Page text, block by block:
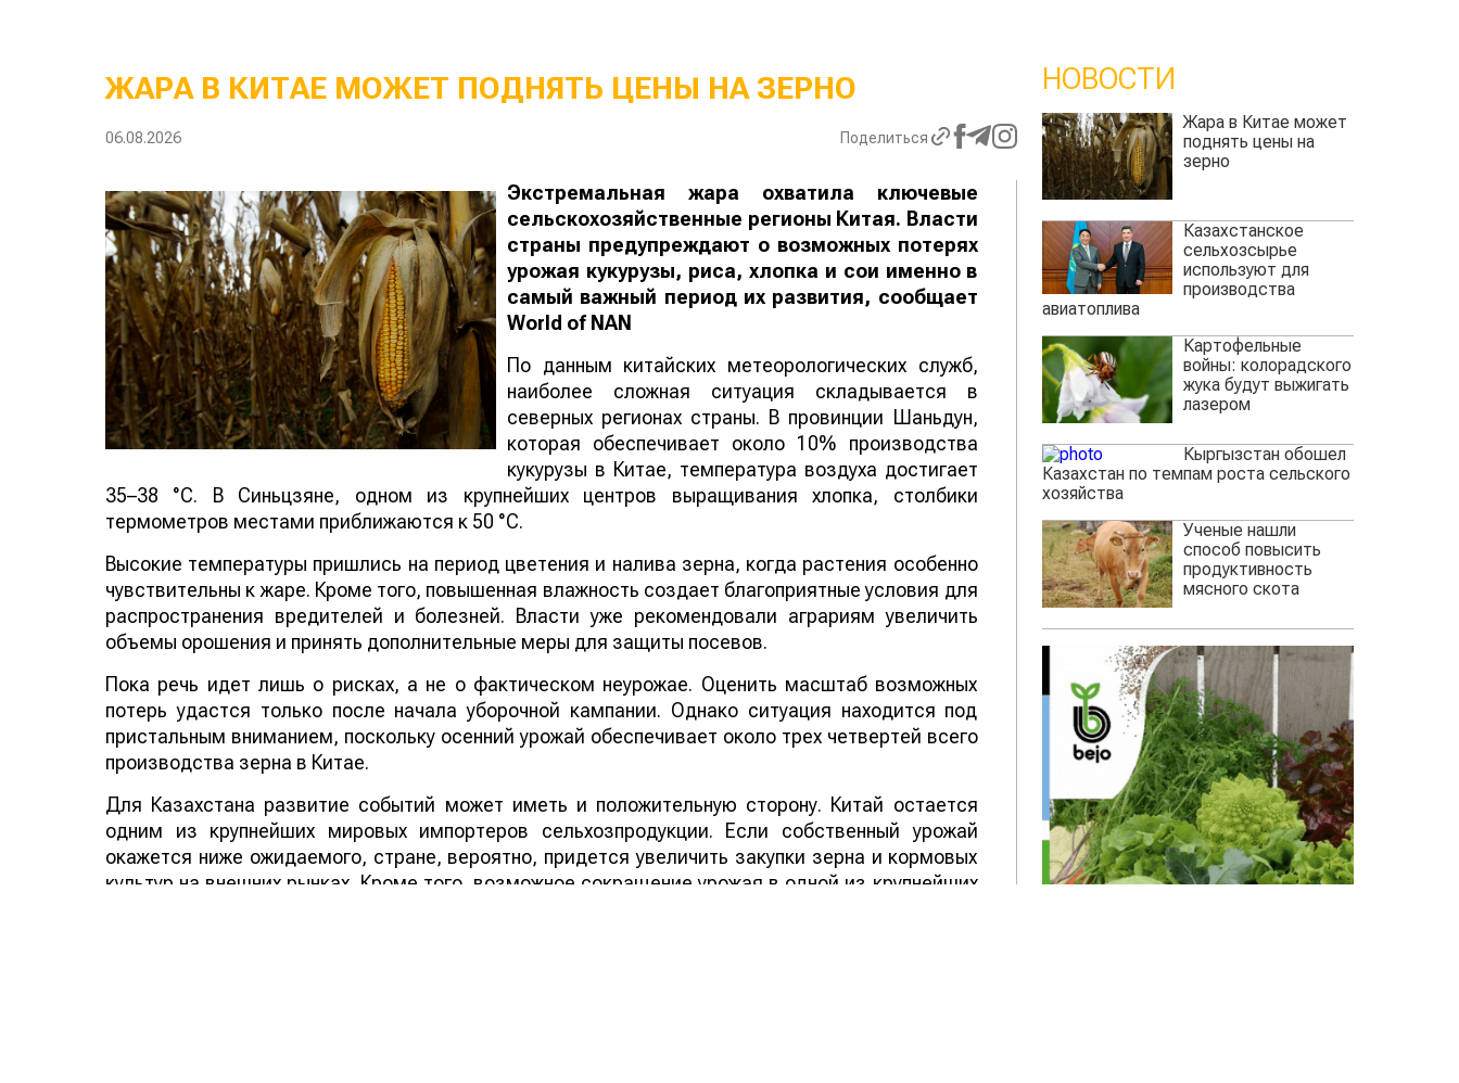
ЖАРА В КИТАЕ МОЖЕТ ПОДНЯТЬ ЦЕНЫ НА ЗЕРНО
06.08.2026 Поделиться
Экстремальная жара охватила ключевые
сельскохозяйственные регионы Китая. Власти
страны предупреждают о возможных потерях
урожая кукурузы, риса, хлопка и сои именно в
самый важный период их развития, сообщает
World of NAN
По данным китайских метеорологических служб,
наиболее сложная ситуация складывается в
северных регионах страны. В провинции Шаньдун,
которая обеспечивает около 10% производства
кукурузы в Китае, температура воздуха достигает
35–38 °C. В Синьцзяне, одном из крупнейших центров выращивания хлопка, столбики
термометров местами приближаются к 50 °C.
Высокие температуры пришлись на период цветения и налива зерна, когда растения особенно
чувствительны к жаре. Кроме того, повышенная влажность создает благоприятные условия для
распространения вредителей и болезней. Власти уже рекомендовали аграриям увеличить
объемы орошения и принять дополнительные меры для защиты посевов.
Пока речь идет лишь о рисках, а не о фактическом неурожае. Оценить масштаб возможных
потерь удастся только после начала уборочной кампании. Однако ситуация находится под
пристальным вниманием, поскольку осенний урожай обеспечивает около трех четвертей всего
производства зерна в Китае.
Для Казахстана развитие событий может иметь и положительную сторону. Китай остается
одним из крупнейших мировых импортеров сельхозпродукции. Если собственный урожай
окажется ниже ожидаемого, стране, вероятно, придется увеличить закупки зерна и кормовых
культур на внешних рынках. Кроме того, возможное сокращение урожая в одной из крупнейших
НОВОСТИ
Жара в Китае может
поднять цены на
зерно
Казахстанское
сельхозсырье
используют для
производства
авиатоплива
Картофельные
войны: колорадского
жука будут выжигать
лазером
Кыргызстан обошел
Казахстан по темпам роста сельского
хозяйства
Ученые нашли
способ повысить
продуктивность
мясного скота